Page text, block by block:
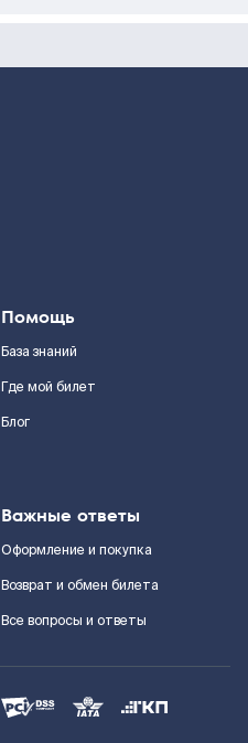
Помощь
База знаний
Где мой билет
Блог
Важные ответы
Оформление и покупка
Возврат и обмен билета
Все вопросы и ответы